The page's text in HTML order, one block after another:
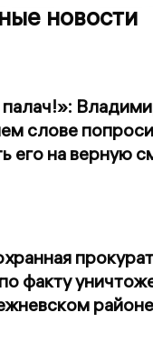
новости
слове
его на верную
факту
районе